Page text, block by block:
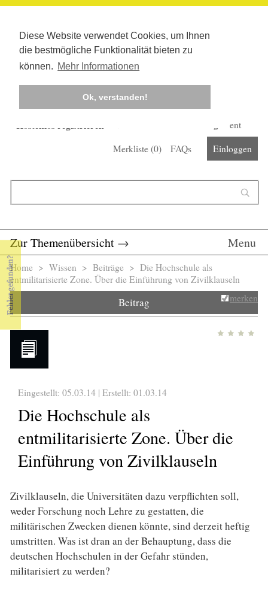
Diese Website verwendet Cookies, um Ihnen
die bestmögliche Funktionalität bieten zu
können. Mehr Informationen
Ok, verstanden!
Kostenlos registrieren
Corona-Management
Merkliste (0) FAQs Einloggen
Zur Themenübersicht → Menu
Sie sind hier
Home > Wissen > Beiträge > Die Hochschule als
entmilitarisierte Zone. Über die Einführung von Zivilklauseln
Beitrag merken
Eingestellt: 05.03.14 | Erstellt: 01.03.14
Die Hochschule als
entmilitarisierte Zone. Über die
Einführung von Zivilklauseln
Zivilklauseln, die Universitäten dazu verpflichten soll,
weder Forschung noch Lehre zu gestatten, die
militärischen Zwecken dienen könnte, sind derzeit heftig
umstritten. Was ist dran an der Behauptung, dass die
deutschen Hochschulen in der Gefahr stünden,
militarisiert zu werden?